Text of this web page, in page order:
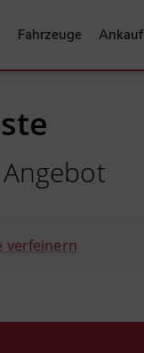
Fahrzeuge Ankauf
verfeinern